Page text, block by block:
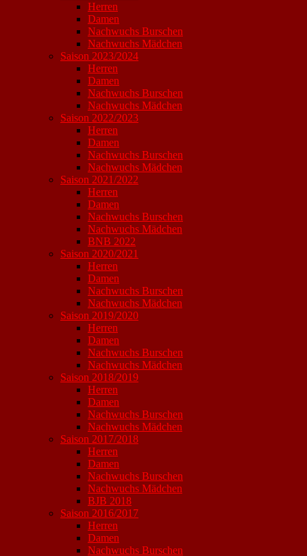
Herren
Damen
Nachwuchs Burschen
Nachwuchs Mädchen
Saison 2023/2024
Herren
Damen
Nachwuchs Burschen
Nachwuchs Mädchen
Saison 2022/2023
Herren
Damen
Nachwuchs Burschen
Nachwuchs Mädchen
Saison 2021/2022
Herren
Damen
Nachwuchs Burschen
Nachwuchs Mädchen
BNB 2022
Saison 2020/2021
Herren
Damen
Nachwuchs Burschen
Nachwuchs Mädchen
Saison 2019/2020
Herren
Damen
Nachwuchs Burschen
Nachwuchs Mädchen
Saison 2018/2019
Herren
Damen
Nachwuchs Burschen
Nachwuchs Mädchen
Saison 2017/2018
Herren
Damen
Nachwuchs Burschen
Nachwuchs Mädchen
BJB 2018
Saison 2016/2017
Herren
Damen
Nachwuchs Burschen